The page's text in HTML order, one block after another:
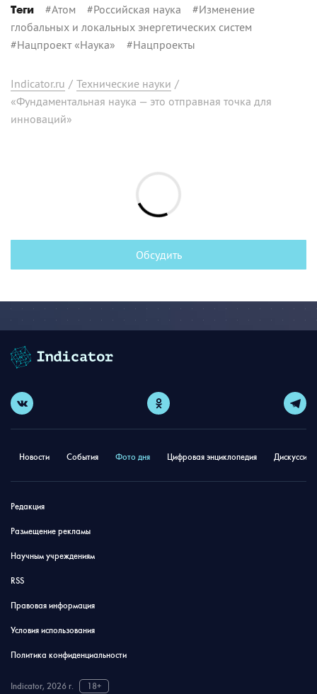
Теги #Атом #Российская наука #Изменение
глобальных и локальных энергетических систем
#Нацпроект «Наука» #Нацпроекты
Indicator.ru / Технические науки /
«Фундаментальная наука — это отправная точка для
инноваций»
Обсудить
Новости События Фото дня Цифровая энциклопедия
Редакция
Размещение рекламы
Научным учреждениям
RSS
Правовая информация
Условия использования
Политика конфиденциальности
Indicator, 2026 г. 18+